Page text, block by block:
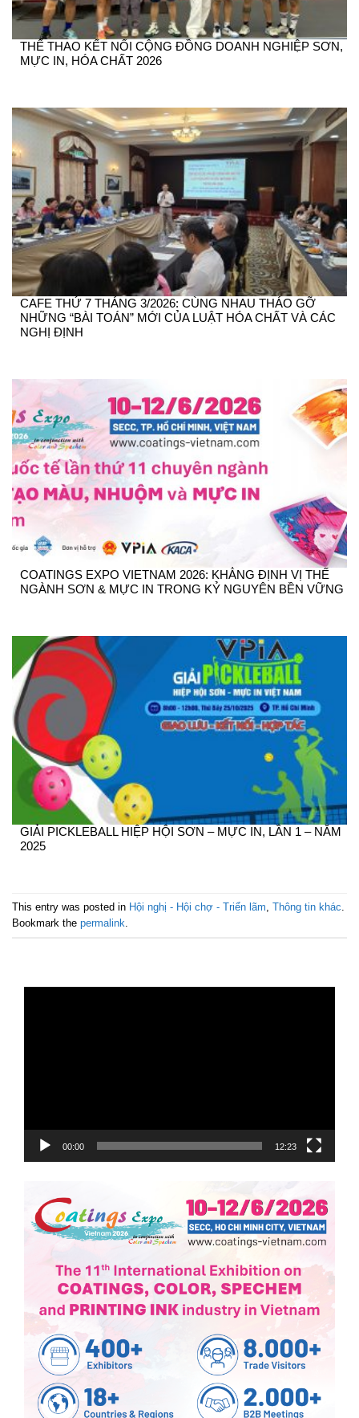
THỂ THAO KẾT NỐI CỘNG ĐỒNG DOANH NGHIỆP SƠN,
MỰC IN, HÓA CHẤT 2026
CAFE THỨ 7 THÁNG 3/2026: CÙNG NHAU THÁO GỠ
NHỮNG “BÀI TOÁN” MỚI CỦA LUẬT HÓA CHẤT VÀ CÁC
NGHỊ ĐỊNH
COATINGS EXPO VIETNAM 2026: KHẲNG ĐỊNH VỊ THẾ
NGÀNH SƠN & MỰC IN TRONG KỶ NGUYÊN BỀN VỮNG
GIẢI PICKLEBALL HIỆP HỘI SƠN – MỰC IN, LẦN 1 – NĂM
2025
This entry was posted in Hội nghị - Hội chợ - Triển lãm Thông tin khác
Bookmark the permalink
00:00 12:23